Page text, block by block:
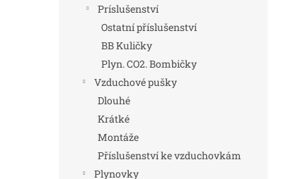
Príslušenství
Ostatní příslušenství
BB Kuličky
Plyn. CO2. Bombičky
Vzduchové pušky
Dlouhé
Krátké
Montáže
Příslušenství ke vzduchovkám
Plynovky